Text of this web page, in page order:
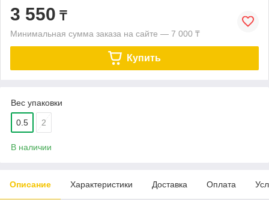
3 550 ₸
Минимальная сумма заказа на сайте — 7 000 ₸
Купить
Вес упаковки
0.5 2
В наличии
Описание Характеристики Доставка Оплата